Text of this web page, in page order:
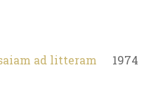
ad litteram 1974